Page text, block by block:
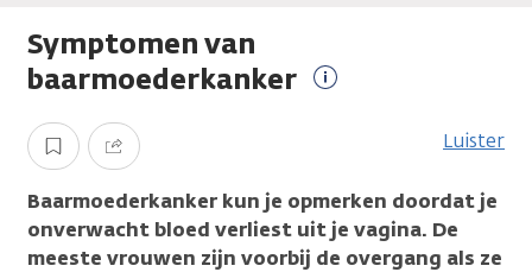
gaanje.
Kanker.nl
Symptomen van
baarmoederkanker
Opslaan Delen Luister
Baarmoederkanker kun je opmerken doordat je
onverwacht bloed verliest uit je vagina. De
meeste vrouwen zijn voorbij de overgang als ze